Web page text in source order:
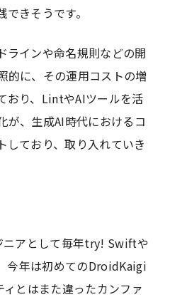
きそうです。
ラインや命名規則などの開
的に、その運用コストの増
おり、LintやAIツールを活
が、生成AI時代におけるコ
しており、取り入れていき
ニアとして毎年try! Swiftや
今年は初めてのDroidKaigi
とはまた違ったカンファ